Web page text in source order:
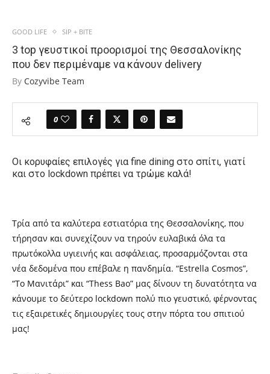
GOOD LIFE SIP + BITE
3 top γευστικοί προορισμοί της Θεσσαλονίκης
που δεν περιμέναμε να κάνουν delivery
By Cozyvibe Team
0
Οι κορυφαίες επιλογές για fine dining στο σπίτι, γιατί
και στο lockdown πρέπει να τρώμε καλά!
Τρία από τα καλύτερα εστιατόρια της Θεσσαλονίκης, που
τήρησαν και συνεχίζουν να τηρούν ευλαβικά όλα τα
πρωτόκολλα υγιεινής και ασφάλειας, προσαρμόζονται στα
νέα δεδομένα που επέβαλε η πανδημία. “Estrella Cosmos”,
“Το Μανιτάρι” και “Thess Bao” μας δίνουν τη δυνατότητα να
κάνουμε το δεύτερο lockdown πολύ πιο γευστικό, φέρνοντας
τις εξαιρετικές δημιουργίες τους στην πόρτα του σπιτιού
μας!